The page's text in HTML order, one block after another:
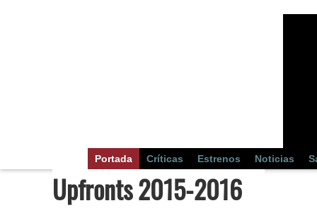
Portada Críticas Estrenos Noticias
Upfronts 2015-2016